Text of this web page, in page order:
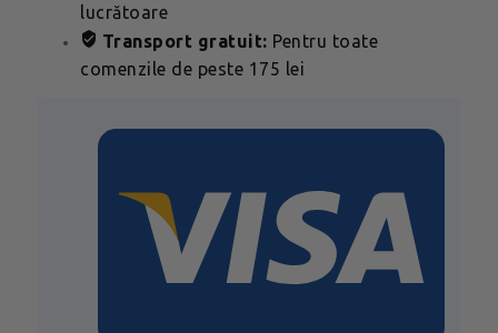
lucrătoare
Transport gratuit: Pentru toate
comenzile de peste 175 lei